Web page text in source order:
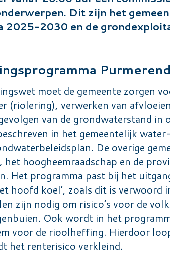
Dit zijn het
2025-2030 en de
Purmerend
moet de gemeente zorgen
(riolering), verwerken van
van de grondwaterstand in
in het gemeentelijk
De overige
hoogheemraadschap en de
Het programma past bij het
hoofd koel’, zoals dit is verwoord
zijn nodig om risico’s voor de
Ook wordt in het
voor de rioolheffing. Hierdoor
het renterisico verkleind.